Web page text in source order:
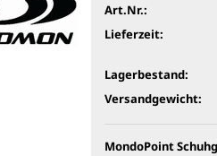
Art.Nr.:
Lieferzeit:
Lagerbestand:
Versandgewicht:
MondoPoint